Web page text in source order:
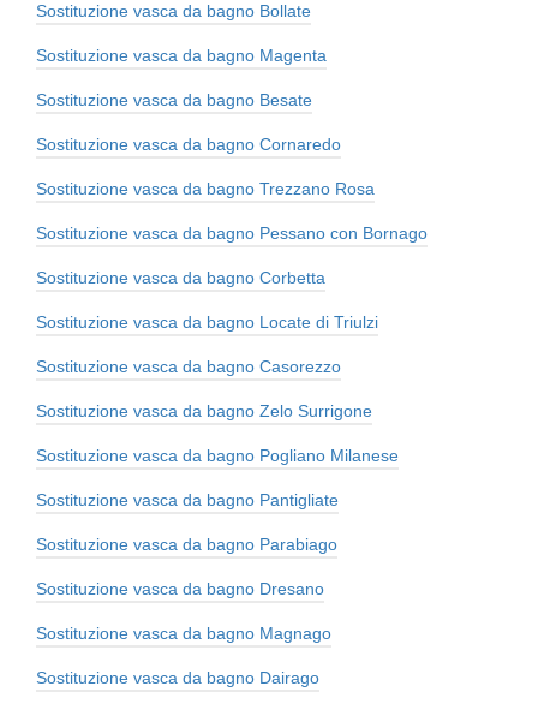
Sostituzione vasca da bagno Bollate
Sostituzione vasca da bagno Magenta
Sostituzione vasca da bagno Besate
Sostituzione vasca da bagno Cornaredo
Sostituzione vasca da bagno Trezzano Rosa
Sostituzione vasca da bagno Pessano con Bornago
Sostituzione vasca da bagno Corbetta
Sostituzione vasca da bagno Locate di Triulzi
Sostituzione vasca da bagno Casorezzo
Sostituzione vasca da bagno Zelo Surrigone
Sostituzione vasca da bagno Pogliano Milanese
Sostituzione vasca da bagno Pantigliate
Sostituzione vasca da bagno Parabiago
Sostituzione vasca da bagno Dresano
Sostituzione vasca da bagno Magnago
Sostituzione vasca da bagno Dairago